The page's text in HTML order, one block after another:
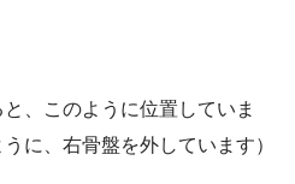
、このように位置していま
に、右骨盤を外しています）